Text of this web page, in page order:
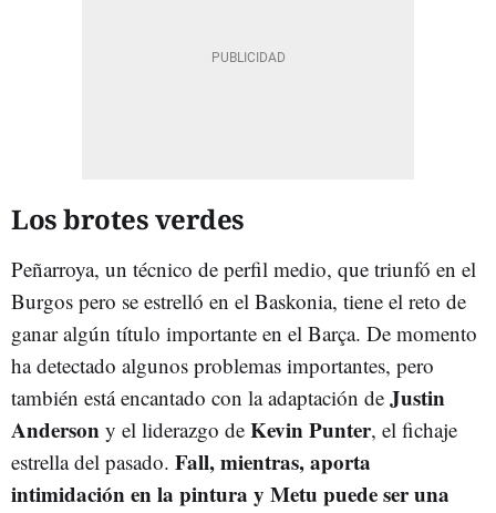
Los brotes verdes
Peñarroya, un técnico de perfil medio, que triunfó en el
Burgos pero se estrelló en el Baskonia, tiene el reto de
ganar algún título importante en el Barça. De momento
ha detectado algunos problemas importantes, pero
también está encantado con la adaptación de Justin
Anderson y el liderazgo de Kevin Punter, el fichaje
estrella del pasado. Fall, mientras, aporta
intimidación en la pintura y Metu puede ser una